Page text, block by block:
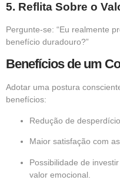
5. Reflita Sobre o
Pergunte-se: “Eu realmente
benefício duradouro?”
Benefícios de um
Adotar uma postura
benefícios:
Redução de
Maior satisfação com
Possibilidade de
valor emocional.